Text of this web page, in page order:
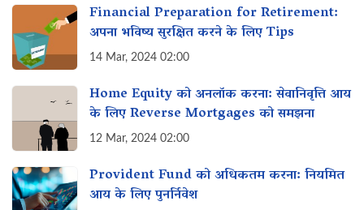
Financial Preparation for Retirement:
अपना भविष्य सुरक्षित करने के लिए Tips
14 Mar, 2024 02:00
Home Equity को अनलॉक करना: सेवानिवृत्ति आय
के लिए Reverse Mortgages को समझना
12 Mar, 2024 02:00
Provident Fund को अधिकतम करना: नियमित
आय के लिए पुनर्निवेश